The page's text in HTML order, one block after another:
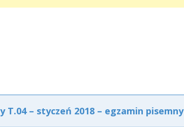
T.04 – styczeń 2018 – egzamin pisemny